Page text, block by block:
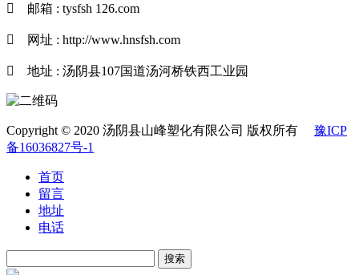
 邮箱 : tysfsh 126.com
 网址 : http://www.hnsfsh.com
 地址 : 汤阴县107国道汤河桥铁西工业园
Copyright © 2020 汤阴县山峰塑化有限公司 版权所有 豫ICP
备16036827号-1
首页
留言
地址
电话